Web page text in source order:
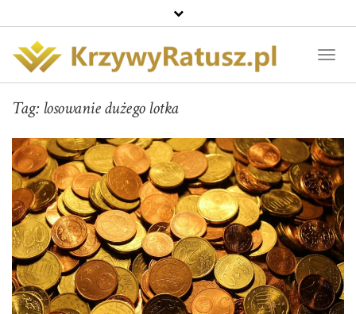
Tag:losowanie dużego lotka